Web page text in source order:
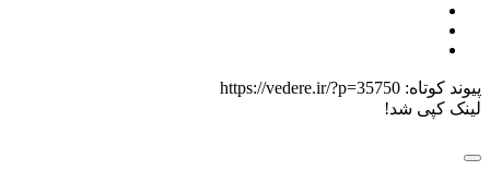
پیوند کوتاه: https://vedere.ir/?p=35750
لینک کپی شد!